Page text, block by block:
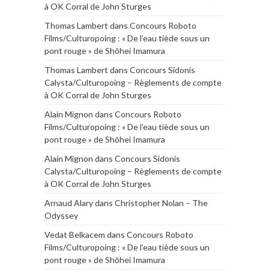
à OK Corral de John Sturges
Thomas Lambert dans Concours Roboto
Films/Culturopoing : « De l’eau tiède sous un
pont rouge » de Shōhei Imamura
Thomas Lambert dans Concours Sidonis
Calysta/Culturopoing – Règlements de compte
à OK Corral de John Sturges
Alain Mignon dans Concours Roboto
Films/Culturopoing : « De l’eau tiède sous un
pont rouge » de Shōhei Imamura
Alain Mignon dans Concours Sidonis
Calysta/Culturopoing – Règlements de compte
à OK Corral de John Sturges
Arnaud Alarydans Christopher Nolan – The
Odyssey
Vedat Belkacem dans Concours Roboto
Films/Culturopoing : « De l’eau tiède sous un
pont rouge » de Shōhei Imamura